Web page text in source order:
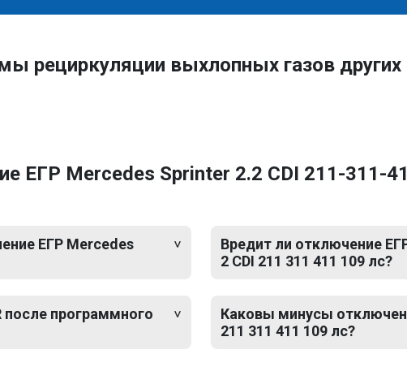
рециркуляции выхлопных газов
ЕГР Mercedes Sprinter 2.2 CDI 211-311-
ЕГР Mercedes
после программного
Вредит ли отключение
2 CDI 211 311 411 109 лс?
Каковы минусы
211 311 411 109 лс?